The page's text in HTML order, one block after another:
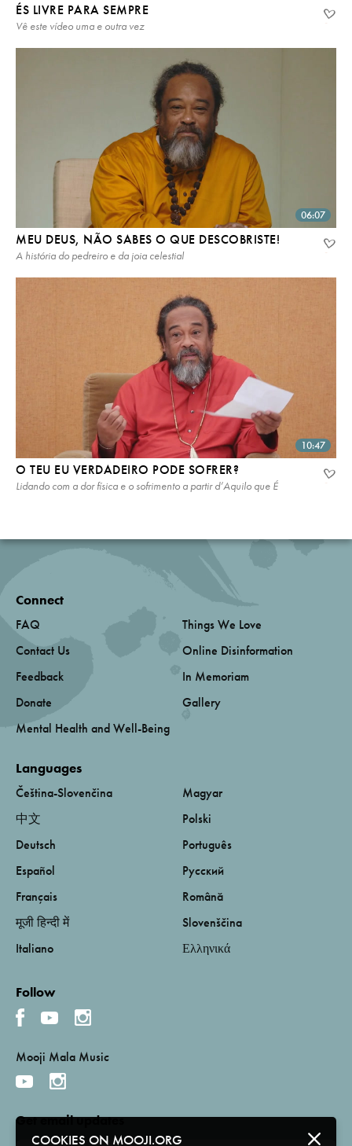
ÉS LIVRE PARA SEMPRE
Vê este vídeo uma e outra vez
06:07
MEU DEUS, NÃO SABES O QUE DESCOBRISTE!
A história do pedreiro e da joia celestial
10:47
O TEU EU VERDADEIRO PODE SOFRER?
Lidando com a dor física e o sofrimento a partir d’Aquilo que É
COOKIES ON MOOJI.ORG
Connect
FAQ
Contact Us
Feedback
Donate
Mental Health and Well-Being
Things We Love
Online Disinformation
In Memoriam
Gallery
Languages
Čeština-Slovenčina
中文
Deutsch
Español
Français
मूजी हिन्दी में
Italiano
Magyar
Polski
Português
Русский
Română
Slovenščina
Ελληνικά
Follow
Mooji Mala Music
Get email updates